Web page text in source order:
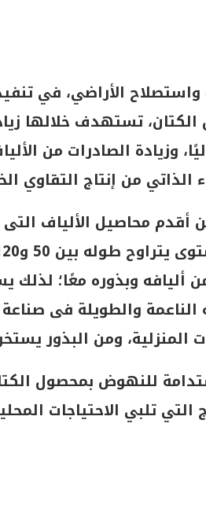
واستصلاح الأراضي، في
بمحصول الكتان، تستهدف
الذاتي من إنتاج التقاوي
أقدم محاصيل الألياف
أليافه وبذوره معًا؛
والطويلة فى
ومن البذور
للنهوض بمحصول
التي تلبي الاحتياجات